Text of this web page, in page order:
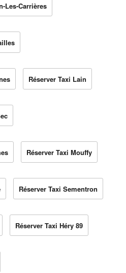
Les-Carrières
Réserver Taxi Lain
Réserver Taxi Mouffy
Réserver Taxi Sementron
Réserver Taxi Héry 89